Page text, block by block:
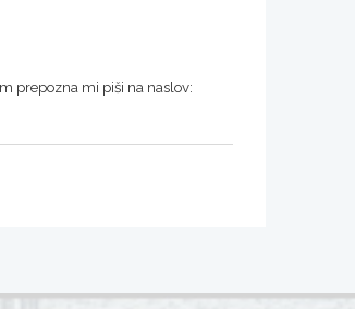
prepozna mi piši na naslov: